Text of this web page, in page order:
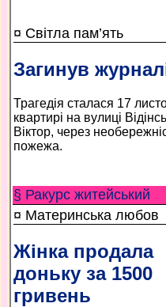
¤ Світла пам’ять
Загинув
Трагедія сталася 17
квартирі на вулиці
Віктор, через
пожежа.
§ Ракурс житейський
¤ Материнська любов
Жінка продала
доньку за 1500
гривень